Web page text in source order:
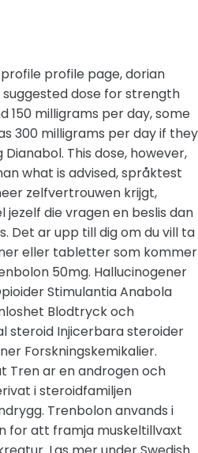
profile page, dorian
dose for strength
150 milligrams per day, some
300 milligrams per day if they
This dose, however,
what is advised, språktest
zelfvertrouwen krijgt,
jezelf die vragen en beslis dan
Det ar upp till dig om du vill ta
eller tabletter som kommer
50mg. Hallucinogener
Stimulantia Anabola
Blodtryck och
steroid Injicerbara steroider
Forskningskemikalier.
Tren ar en androgen och
i steroidfamiljen
Trenbolon anvands i
for att framja muskeltillvaxt